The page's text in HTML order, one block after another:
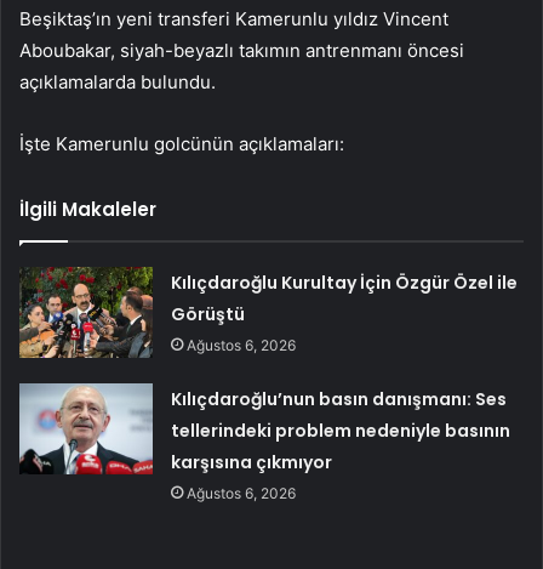
Beşiktaş’ın yeni transferi Kamerunlu yıldız Vincent
Aboubakar, siyah-beyazlı takımın antrenmanı öncesi
açıklamalarda bulundu.
İşte Kamerunlu golcünün açıklamaları:
İlgili Makaleler
Kılıçdaroğlu Kurultay İçin Özgür Özel ile
Görüştü
Ağustos 6, 2026
Kılıçdaroğlu’nun basın danışmanı: Ses
tellerindeki problem nedeniyle basının
karşısına çıkmıyor
Ağustos 6, 2026